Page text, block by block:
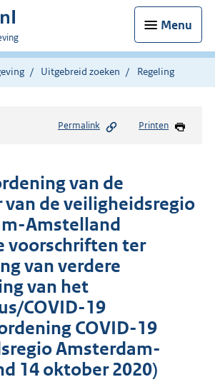
Menu
Uitgebreid zoeken Regeling
Permalink Printen
van de
de veiligheidsregio
Amstelland
voorschriften ter
van verdere
van het
COVID-19
COVID-19
Amsterdam-
14 oktober 2020)